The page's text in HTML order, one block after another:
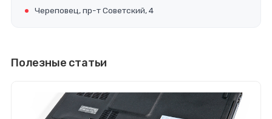
Череповец, пр-т Советский, 4
Полезные статьи